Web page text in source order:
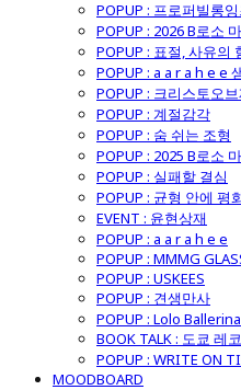
POPUP : 프로퍼빌롱
POPUP : 2026 B로소
POPUP : 표절, 사유의
POPUP : a a r a h e e
POPUP : 크리스토오브
POPUP : 계절감각
POPUP : 숨 쉬는 조형
POPUP : 2025 B로소
POPUP : 실패할 결심
POPUP : 균형 안에 평
EVENT : 윤현상재
POPUP : a a r a h e e
POPUP : MMMG
POPUP : USKEES
POPUP : 견생만사
POPUP : Lolo Ballerina
BOOK TALK : 도쿄 레
POPUP : WRITE ON
MOODBOARD